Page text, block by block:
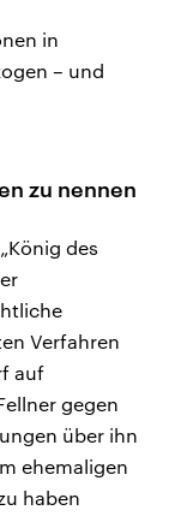
in
– und
zu nennen
des
Verfahren
auf
gegen
über ihn
ehemaligen
haben